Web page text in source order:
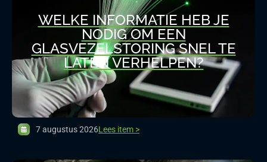
WELKE INFORMATIE HEB JE
NODIG OM EEN
GLASVEZELSTORING SNEL TE
LATEN VERHELPEN?
7 augustus 2026Lees item >